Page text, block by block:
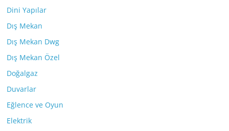
Dini Yapılar
Dış Mekan
Dış Mekan Dwg
Dış Mekan Özel
Doğalgaz
Duvarlar
Eğlence ve Oyun
Elektrik